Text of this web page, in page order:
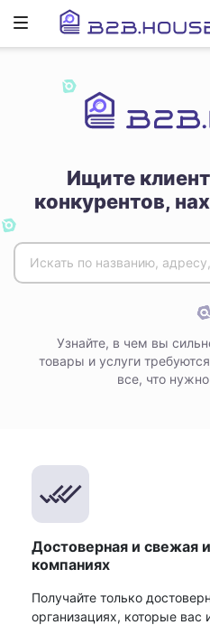
Развернуть
Ищите
конкурентов,
Узнайте, в чем вы
товары и услуги
все, что
Достоверная и свежая
компаниях
Получайте только
организациях, которые вас